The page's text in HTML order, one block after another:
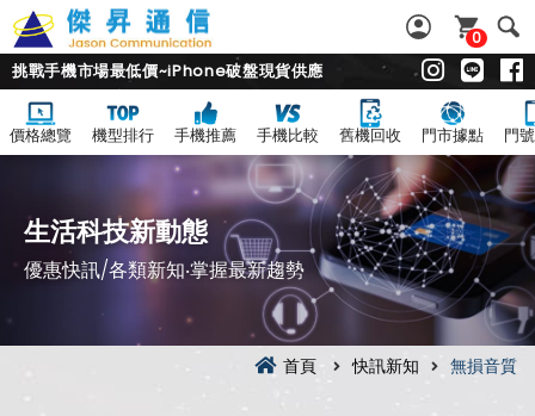
0
挑戰手機市場最低價~iPhone破盤現貨供應
價格總覽 機型排行 手機推薦 手機比較 舊機回收 門市據點 門
生活科技新動態
優惠快訊/各類新知‧掌握最新趨勢
首頁 快訊新知 無損音質